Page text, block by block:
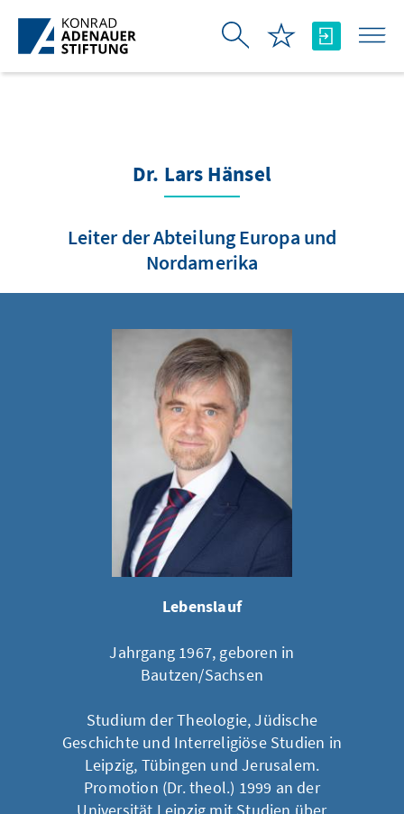
Skip to Main Content
Dr. Lars Hänsel
Leiter der Abteilung Europa und
Nordamerika
Lebenslauf
Jahrgang 1967, geboren in
Bautzen/Sachsen
Studium der Theologie, Jüdische
Geschichte und Interreligiöse Studien in
Leipzig, Tübingen und Jerusalem.
Promotion (Dr. theol.) 1999 an der